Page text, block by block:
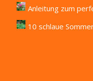
Anleitung zum
10 schlaue